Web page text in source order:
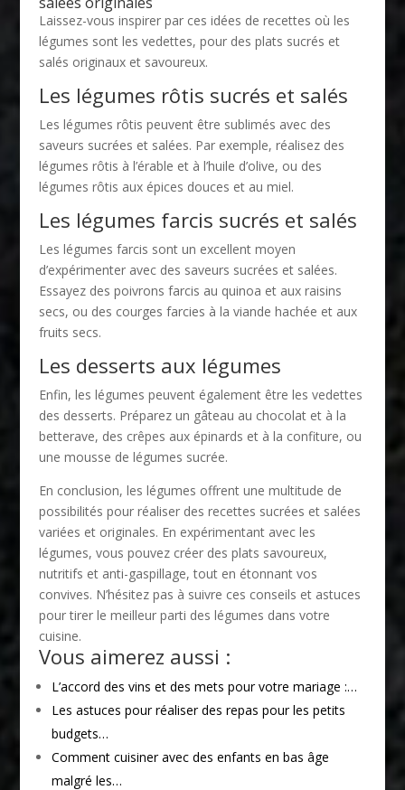
Laissez-vous inspirer par ces idées de recettes où les
légumes sont les vedettes, pour des plats sucrés et
salés originaux et savoureux.
Les légumes rôtis sucrés et salés
Les légumes rôtis peuvent être sublimés avec des
saveurs sucrées et salées. Par exemple, réalisez des
légumes rôtis à l’érable et à l’huile d’olive, ou des
légumes rôtis aux épices douces et au miel.
Les légumes farcis sucrés et salés
Les légumes farcis sont un excellent moyen
d’expérimenter avec des saveurs sucrées et salées.
Essayez des poivrons farcis au quinoa et aux raisins
secs, ou des courges farcies à la viande hachée et aux
fruits secs.
Les desserts aux légumes
Enfin, les légumes peuvent également être les vedettes
des desserts. Préparez un gâteau au chocolat et à la
betterave, des crêpes aux épinards et à la confiture, ou
une mousse de légumes sucrée.
En conclusion, les légumes offrent une multitude de
possibilités pour réaliser des recettes sucrées et salées
variées et originales. En expérimentant avec les
légumes, vous pouvez créer des plats savoureux,
nutritifs et anti-gaspillage, tout en étonnant vos
convives. N’hésitez pas à suivre ces conseils et astuces
pour tirer le meilleur parti des légumes dans votre
cuisine.
Vous aimerez aussi :
L’accord des vins et des mets pour votre mariage :…
Les astuces pour réaliser des repas pour les petits
budgets…
Comment cuisiner avec des enfants en bas âge
malgré les…